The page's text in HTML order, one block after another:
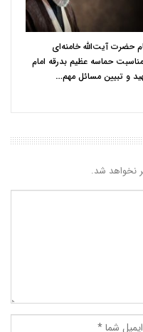
حضرت آیت‌الله خامنه‌ای
حماسه عظیم بدرقه امام
و تبیین مسائل مهم…
نخواهد شد.